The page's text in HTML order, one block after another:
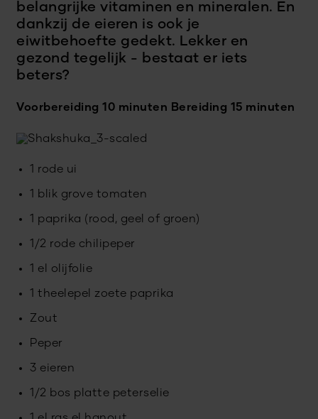
belangrijke vitaminen en mineralen. En
dankzij de eieren is ook je
eiwitbehoefte gedekt. Lekker en
gezond tegelijk - bestaat er iets
beters?
Voorbereiding 10 minuten Bereiding 15 minuten
1 rode ui
1 blik grove tomaten
1 paprika (rood, geel of groen)
1/2 rode chilipeper
1 el olijfolie
1 theelepel zoete paprika
Zout
Peper
3 eieren
1/2 bos platte peterselie